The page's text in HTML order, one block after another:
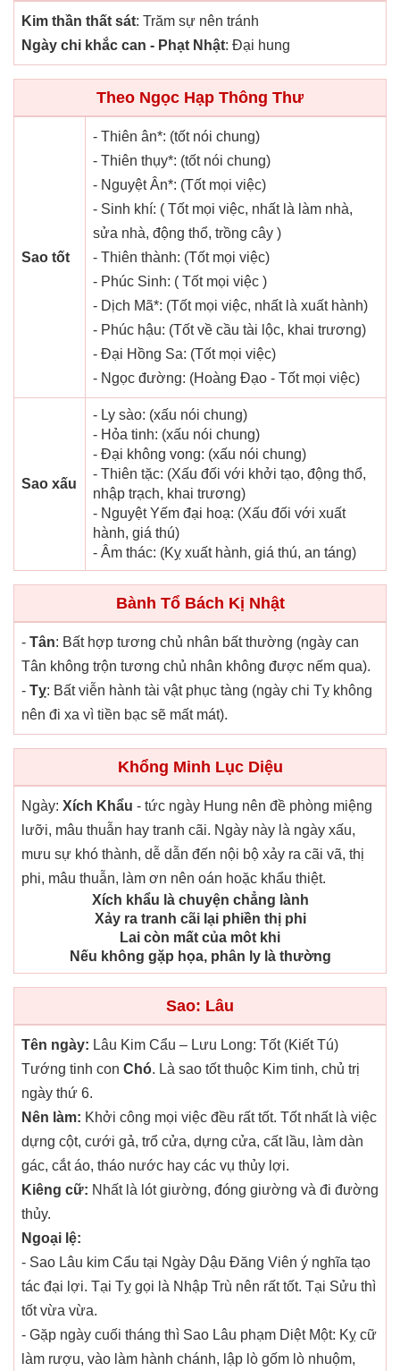
Kim thần thất sát: Trăm sự nên tránh
Ngày chi khắc can - Phạt Nhật: Đại hung
Theo Ngọc Hạp Thông Thư
Sao tốt
- Thiên ân*: (tốt nói chung)
- Thiên thụy*: (tốt nói chung)
- Nguyệt Ân*: (Tốt mọi việc)
- Sinh khí: ( Tốt mọi việc, nhất là làm nhà,
sửa nhà, động thổ, trồng cây )
- Thiên thành: (Tốt mọi việc)
- Phúc Sinh: ( Tốt mọi việc )
- Dịch Mã*: (Tốt mọi việc, nhất là xuất hành)
- Phúc hậu: (Tốt về cầu tài lộc, khai trương)
- Đại Hồng Sa: (Tốt mọi việc)
- Ngọc đường: (Hoàng Đạo - Tốt mọi việc)
Sao xấu
- Ly sào: (xấu nói chung)
- Hỏa tinh: (xấu nói chung)
- Đại không vong: (xấu nói chung)
- Thiên tặc: (Xấu đối với khởi tạo, động thổ,
nhập trạch, khai trương)
- Nguyệt Yếm đại hoạ: (Xấu đối với xuất
hành, giá thú)
- Âm thác: (Kỵ xuất hành, giá thú, an táng)
Bành Tổ Bách Kị Nhật
- Tân: Bất hợp tương chủ nhân bất thường (ngày can
Tân không trộn tương chủ nhân không được nếm qua).
- Tỵ: Bất viễn hành tài vật phục tàng (ngày chi Tỵ không
nên đi xa vì tiền bạc sẽ mất mát).
Khổng Minh Lục Diệu
Ngày: Xích Khẩu - tức ngày Hung nên đề phòng miệng
lưỡi, mâu thuẫn hay tranh cãi. Ngày này là ngày xấu,
mưu sự khó thành, dễ dẫn đến nội bộ xảy ra cãi vã, thị
phi, mâu thuẫn, làm ơn nên oán hoặc khẩu thiệt.
Xích khẩu là chuyện chẳng lành
Xảy ra tranh cãi lại phiền thị phi
Lai còn mất của môt khi
Nếu không gặp họa, phân ly là thường
Sao: Lâu
Tên ngày: Lâu Kim Cẩu – Lưu Long: Tốt (Kiết Tú)
Tướng tinh con Chó. Là sao tốt thuộc Kim tinh, chủ trị
ngày thứ 6.
Nên làm: Khởi công mọi việc đều rất tốt. Tốt nhất là việc
dựng cột, cưới gả, trổ cửa, dựng cửa, cất lầu, làm dàn
gác, cắt áo, tháo nước hay các vụ thủy lợi.
Kiêng cữ: Nhất là lót giường, đóng giường và đi đường
thủy.
Ngoại lệ:
- Sao Lâu kim Cẩu tại Ngày Dậu Đăng Viên ý nghĩa tạo
tác đại lợi. Tại Tỵ gọi là Nhập Trù nên rất tốt. Tại Sửu thì
tốt vừa vừa.
- Gặp ngày cuối tháng thì Sao Lâu phạm Diệt Một: Kỵ cữ
làm rượu, vào làm hành chánh, lập lò gốm lò nhuộm,